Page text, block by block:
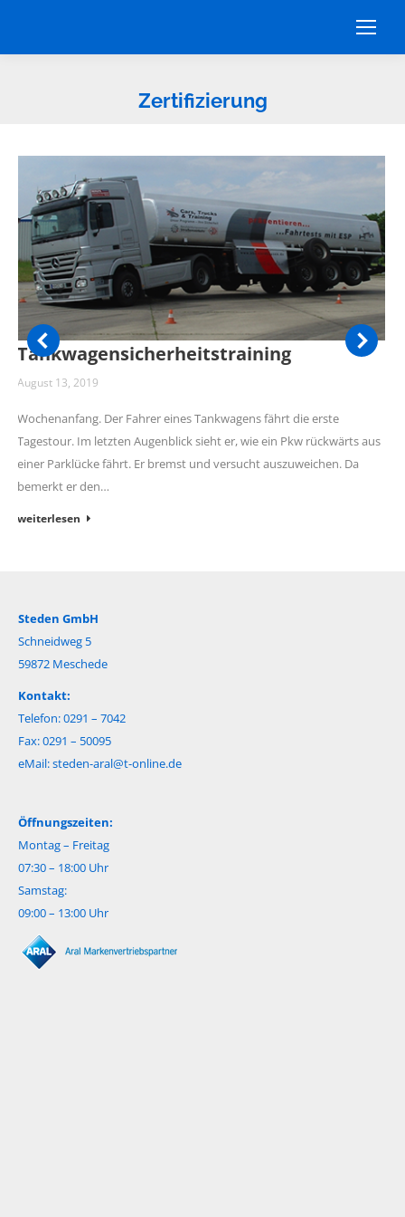
Zertifizierung
Tankwagensicherheitstraining
August 13, 2019
Wochenanfang. Der Fahrer eines Tankwagens fährt die erste
Tagestour. Im letzten Augenblick sieht er, wie ein Pkw rückwärts aus
einer Parklücke fährt. Er bremst und versucht auszuweichen. Da
bemerkt er den…
weiterlesen
Steden GmbH
Schneidweg 5
59872 Meschede
Kontakt:
Telefon: 0291 – 7042
Fax: 0291 – 50095
eMail:steden-aral@t-online.de
Öffnungszeiten:
Montag – Freitag
07:30 – 18:00 Uhr
Samstag:
09:00 – 13:00 Uhr